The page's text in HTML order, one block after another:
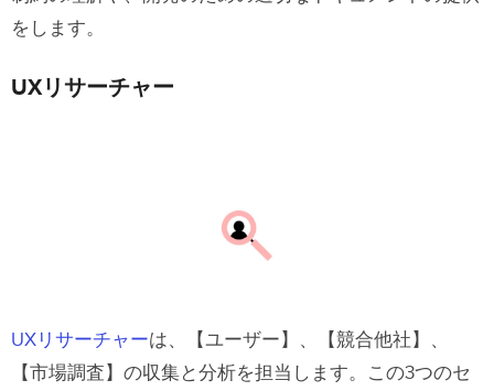
をします。
UXリサーチャー
UXリサーチャーは、【ユーザー】、【競合他社】、
【市場調査】の収集と分析を担当します。この3つのセ